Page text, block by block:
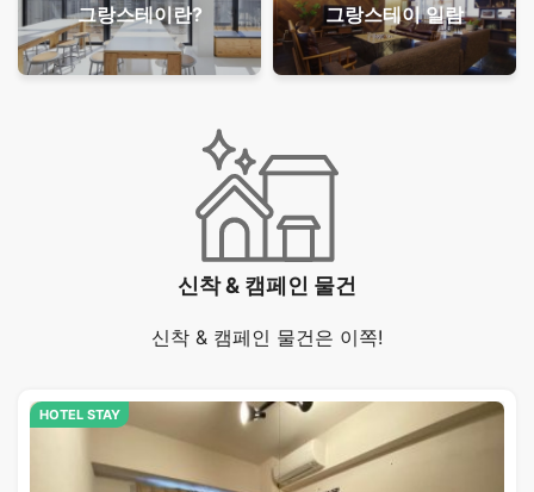
그랑스테이란? 그랑스테이 일람
신착 & 캠페인 물건
신착 & 캠페인 물건은 이쪽!
HOTEL STAY